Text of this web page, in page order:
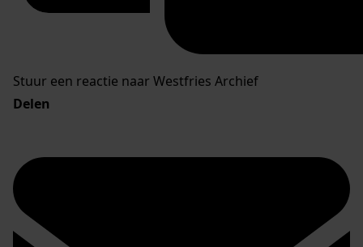
Stuur een reactie naar Westfries Archief
Delen